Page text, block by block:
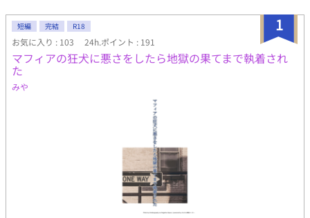
1
短編 完結 R18
お気に入り : 103 24h.ポイント : 191
マフィアの狂犬に悪さをしたら地獄の果てまで執着され
た
みや